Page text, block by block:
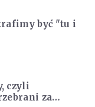
być "tu i
czyli
za